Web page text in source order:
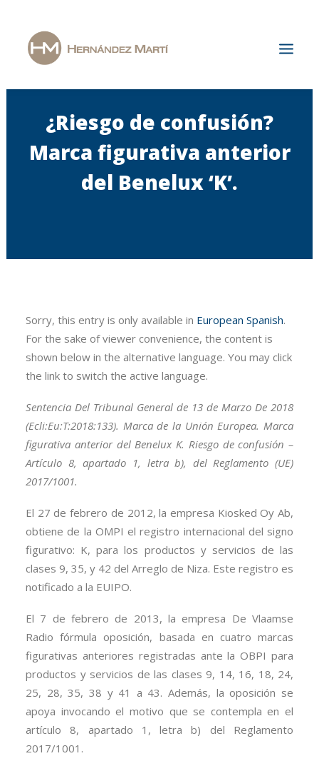
Home
The Firm
Areas of Specialization
¿Riesgo de confusión?
Marca figurativa anterior
del Benelux ‘K’.
Sorry, this entry is only available in European Spanish.
For the sake of viewer convenience, the content is
shown below in the alternative language. You may click
the link to switch the active language.
Sentencia Del Tribunal General de 13 de Marzo De 2018
(Ecli:Eu:T:2018:133). Marca de la Unión Europea. Marca
figurativa anterior del Benelux K. Riesgo de confusión –
Artículo 8, apartado 1, letra b), del Reglamento (UE)
2017/1001.
El 27 de febrero de 2012, la empresa Kiosked Oy Ab,
obtiene de la OMPI el registro internacional del signo
figurativo: K, para los productos y servicios de las
clases 9, 35, y 42 del Arreglo de Niza. Este registro es
notificado a la EUIPO.
El 7 de febrero de 2013, la empresa De Vlaamse
Radio fórmula oposición, basada en cuatro marcas
figurativas anteriores registradas ante la OBPI para
productos y servicios de las clases 9, 14, 16, 18, 24,
25, 28, 35, 38 y 41 a 43. Además, la oposición se
apoya invocando el motivo que se contempla en el
artículo 8, apartado 1, letra b) del Reglamento
2017/1001.